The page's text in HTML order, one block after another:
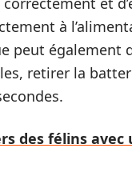
à
peut également
retirer la
des félins